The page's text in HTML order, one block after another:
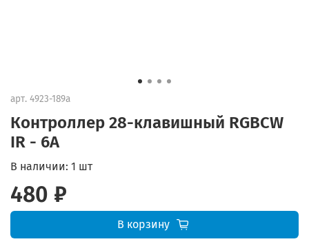
арт. 4923-189а
Контроллер 28-клавишный RGBCW
IR - 6А
В наличии: 1 шт
480 ₽
В корзину